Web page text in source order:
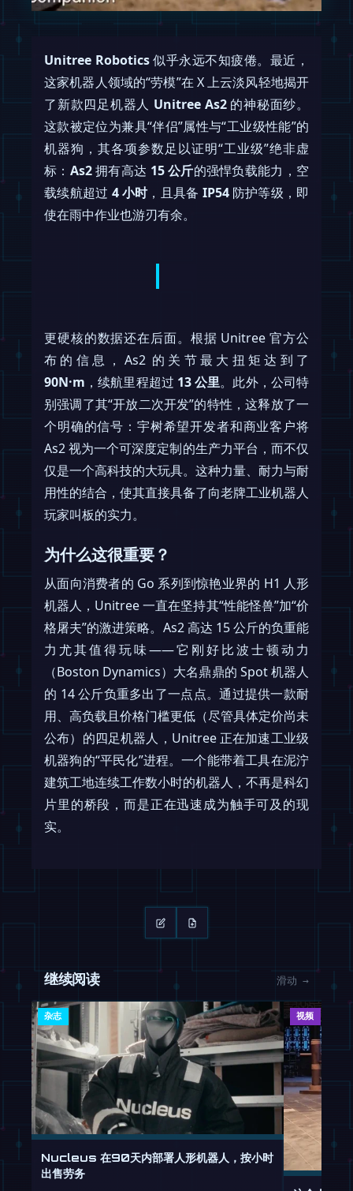
Unitree Robotics似乎永远不知疲倦。最近，
这家机器人领域的“劳模”在 X 上云淡风轻地揭开
了新款四足机器人 Unitree As2的神秘面纱。
这款被定位为兼具“伴侣”属性与“工业级性能”的
机器狗，其各项参数足以证明“工业级”绝非虚
标： As2拥有高达 15 公斤的强悍负载能力，空
载续航超过 4 小时，且具备 IP54防护等级，即
使在雨中作业也游刃有余。
更硬核的数据还在后面。根据 Unitree 官方公
布的信息，As2 的关节最大扭矩达到了
90N·m ，续航里程超过 13 公里。此外，公司特
别强调了其“开放二次开发”的特性，这释放了一
个明确的信号：宇树希望开发者和商业客户将
As2 视为一个可深度定制的生产力平台，而不仅
仅是一个高科技的大玩具。这种力量、耐力与耐
用性的结合，使其直接具备了向老牌工业机器人
玩家叫板的实力。
为什么这很重要？
从面向消费者的 Go 系列到惊艳业界的 H1 人形
机器人，Unitree 一直在坚持其“性能怪兽”加“价
格屠夫”的激进策略。As2 高达 15 公斤的负重能
力尤其值得玩味——它刚好比波士顿动力
（Boston Dynamics）大名鼎鼎的 Spot 机器人
的 14 公斤负重多出了一点点。通过提供一款耐
用、高负载且价格门槛更低（尽管具体定价尚未
公布）的四足机器人，Unitree 正在加速工业级
机器狗的“平民化”进程。一个能带着工具在泥泞
建筑工地连续工作数小时的机器人，不再是科幻
片里的桥段，而是正在迅速成为触手可及的现
实。
继续阅读 滑动 →
杂志
Nucleus 在90天内部署人形机器人，按小时
出售劳务
视频